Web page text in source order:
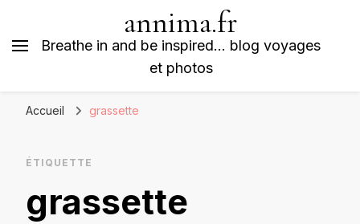
annima.fr
Breathe in and be inspired… blog voyages
et photos
Accueil grassette
ÉTIQUETTE
grassette